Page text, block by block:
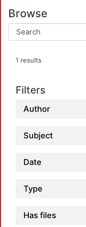
Browse
1 results
Filters
Author
Subject
Date
Type
Has files